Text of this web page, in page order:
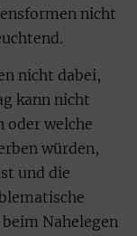
nicht
nicht dabei,
kann nicht
oder welche
würden,
und die
Nahelegen